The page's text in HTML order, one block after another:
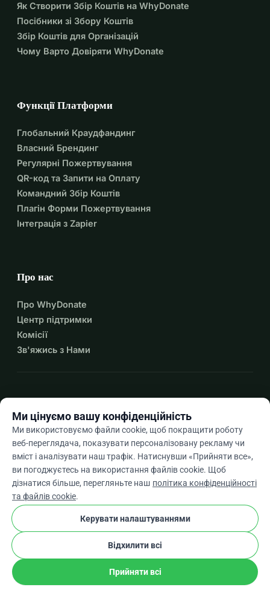
Як Створити Збір Коштів на WhyDonate
Посібники зі Збору Коштів
Збір Коштів для Організацій
Чому Варто Довіряти WhyDonate
Функції Платформи
Глобальний Краудфандинг
Власний Брендинг
Регулярні Пожертвування
QR-код та Запити на Оплату
Командний Збір Коштів
Плагін Форми Пожертвування
Інтеграція з Zapier
Про нас
Про WhyDonate
Центр підтримки
Комісії
Зв'яжись з Нами
Ukarrow_drop_down
★★★★★4,9 / 5 на основі 500+ відгуків
WhyDonate
Конфіденційність і файли cookie
Умови та положення
stripe checkПеревірений Партнер
Ми цінуємо вашу конфіденційність
Ми використовуємо файли cookie, щоб покращити роботу
веб-переглядача, показувати персоналізовану рекламу чи
вміст і аналізувати наш трафік. Натиснувши «Прийняти все»,
ви погоджуєтесь на використання файлів cookie. Щоб
дізнатися більше, перегляньте наш політика конфіденційності
та файлів cookie.
Керувати налаштуваннями
Відхилити всі
Прийняти всі